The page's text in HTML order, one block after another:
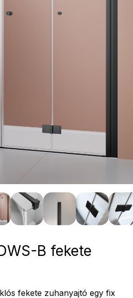
B fekete
fekete zuhanyajtó egy fix